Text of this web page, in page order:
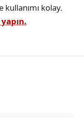
kullanımı kolay.